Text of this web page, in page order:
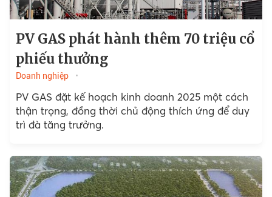
PV GAS phát hành thêm 70 triệu cổ
phiếu thưởng
Doanh nghiệp
PV GAS đặt kế hoạch kinh doanh 2025 một cách
thận trọng, đồng thời chủ động thích ứng để duy
trì đà tăng trưởng.